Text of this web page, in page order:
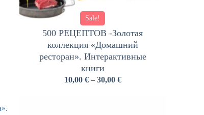
Sale!
500 РЕЦЕПТОВ -Золотая
коллекция «Домашний
ресторан». Интерактивные
книги
10,00 €– 30,00 €